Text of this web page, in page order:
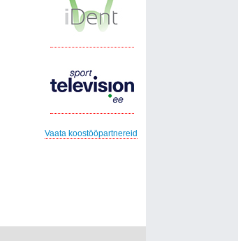
Vaata koostööpartnereid